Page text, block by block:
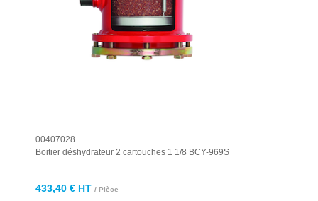
00407028
Boitier déshydrateur 2 cartouches 1 1/8 BCY-969S
433,40 € HT / Pièce